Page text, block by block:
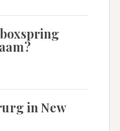
in New